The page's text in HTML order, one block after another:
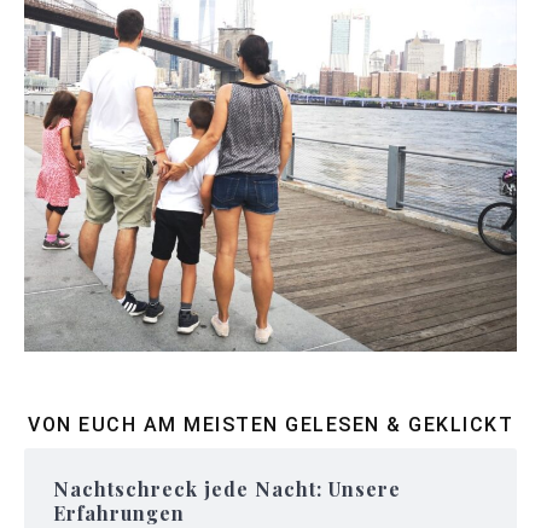
VON EUCH AM MEISTEN GELESEN & GEKLICKT
Nachtschreck jede Nacht: Unsere
Erfahrungen